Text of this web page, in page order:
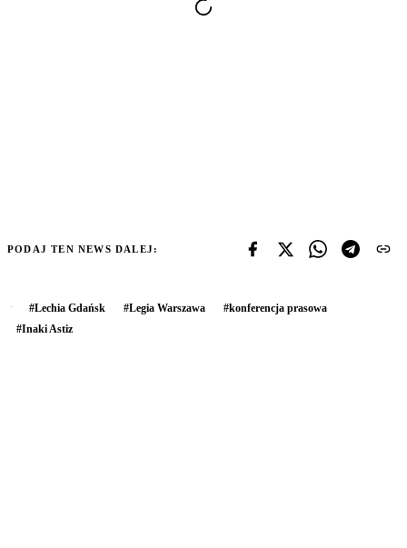
PODAJ TEN NEWS DALEJ:
#Lechia Gdańsk #Legia Warszawa #konferencja prasowa
#Inaki Astiz